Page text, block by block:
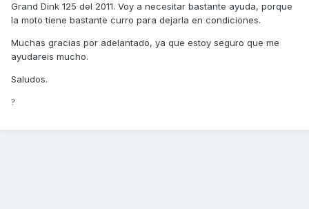
Grand Dink 125 del 2011. Voy a necesitar bastante ayuda, porque
la moto tiene bastante curro para dejarla en condiciones.
Muchas gracias por adelantado, ya que estoy seguro que me
ayudareis mucho.
Saludos.
?